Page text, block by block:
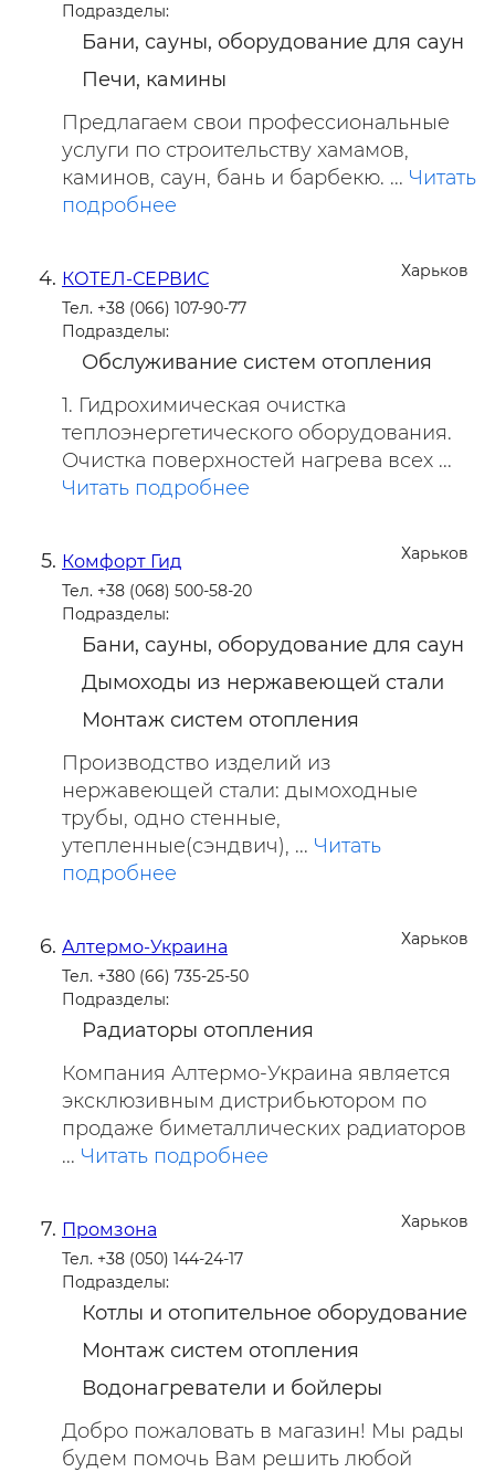
Подразделы:
Бани, сауны, оборудование для саун
Печи, камины
Предлагаем свои профессиональные
услуги по строительству хамамов,
каминов, саун, бань и барбекю. ... Читать
подробнее
Харьков
КОТЕЛ-СЕРВИС
Тел. +38 (066) 107-90-77
Подразделы:
Обслуживание систем отопления
1. Гидрохимическая очистка
теплоэнергетического оборудования.
Очистка поверхностей нагрева всех ...
Читать подробнее
Харьков
Комфорт Гид
Тел. +38 (068) 500-58-20
Подразделы:
Бани, сауны, оборудование для саун
Дымоходы из нержавеющей стали
Монтаж систем отопления
Производство изделий из
нержавеющей стали: дымоходные
трубы, одно стенные,
утепленные(сэндвич), ... Читать
подробнее
Харьков
Алтермо-Украина
Тел. +380 (66) 735-25-50
Подразделы:
Радиаторы отопления
Компания Алтермо-Украина является
эксклюзивным дистрибьютором по
продаже биметаллических радиаторов
... Читать подробнее
Харьков
Промзона
Тел. +38 (050) 144-24-17
Подразделы:
Котлы и отопительное оборудование
Монтаж систем отопления
Водонагреватели и бойлеры
Добро пожаловать в магазин! Мы рады
будем помочь Вам решить любой